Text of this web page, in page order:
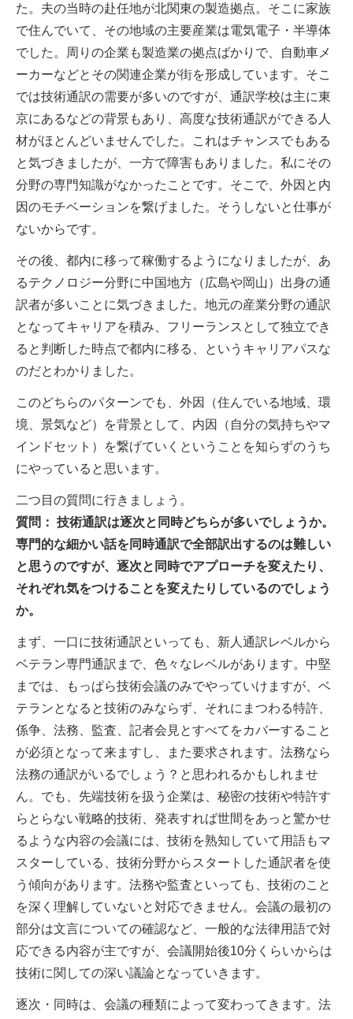
た。夫の当時の赴任地が北関東の製造拠点。そこに家族
で住んでいて、その地域の主要産業は電気電子・半導体
でした。周りの企業も製造業の拠点ばかりで、自動車メ
ーカーなどとその関連企業が街を形成しています。そこ
では技術通訳の需要が多いのですが、通訳学校は主に東
京にあるなどの背景もあり、高度な技術通訳ができる人
材がほとんどいませんでした。これはチャンスでもある
と気づきましたが、一方で障害もありました。私にその
分野の専門知識がなかったことです。そこで、外因と内
因のモチベーションを繋げました。そうしないと仕事が
ないからです。
その後、都内に移って稼働するようになりましたが、あ
るテクノロジー分野に中国地方（広島や岡山）出身の通
訳者が多いことに気づきました。地元の産業分野の通訳
となってキャリアを積み、フリーランスとして独立でき
ると判断した時点で都内に移る、というキャリアパスな
のだとわかりました。
このどちらのパターンでも、外因（住んでいる地域、環
境、景気など）を背景として、内因（自分の気持ちやマ
インドセット）を繋げていくということを知らずのうち
にやっていると思います。
二つ目の質問に行きましょう。
質問： 技術通訳は逐次と同時どちらが多いでしょうか。
専門的な細かい話を同時通訳で全部訳出するのは難しい
と思うのですが、逐次と同時でアプローチを変えたり、
それぞれ気をつけることを変えたりしているのでしょう
か。
まず、一口に技術通訳といっても、新人通訳レベルから
ベテラン専門通訳まで、色々なレベルがあります。中堅
までは、もっぱら技術会議のみでやっていけますが、ベ
テランとなると技術のみならず、それにまつわる特許、
係争、法務、監査、記者会見とすべてをカバーすること
が必須となって来ますし、また要求されます。法務なら
法務の通訳がいるでしょう？と思われるかもしれませ
ん。でも、先端技術を扱う企業は、秘密の技術や特許す
らとらない戦略的技術、発表すれば世間をあっと驚かせ
るような内容の会議には、技術を熟知していて用語もマ
スターしている、技術分野からスタートした通訳者を使
う傾向があります。法務や監査といっても、技術のこと
を深く理解していないと対応できません。会議の最初の
部分は文言についての確認など、一般的な法律用語で対
応できる内容が主ですが、会議開始後10分くらいからは
技術に関しての深い議論となっていきます。
逐次・同時は、会議の種類によって変わってきます。法